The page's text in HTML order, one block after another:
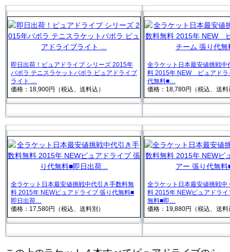
即日出荷！ピュアドライブ シリーズ 2015年
バボラ テニスラケットバボラ ピュアドライブ
ライト …
価格：18,900円（税込、送料込）
全ラケット日本最安値挑戦中
料 2015年 NEW ピュアドラ
代無料■…
価格：18,780円（税込、送料
全ラケット日本最安値挑戦中代引き手数料無
料 2015年 NEWピュアドライブ 張り代無料■
即日出荷…
価格：17,580円（税込、送料別）
全ラケット日本最安値挑戦中
料 2015年 NEWピュアドラ
無料■即…
価格：19,880円（税込、送料